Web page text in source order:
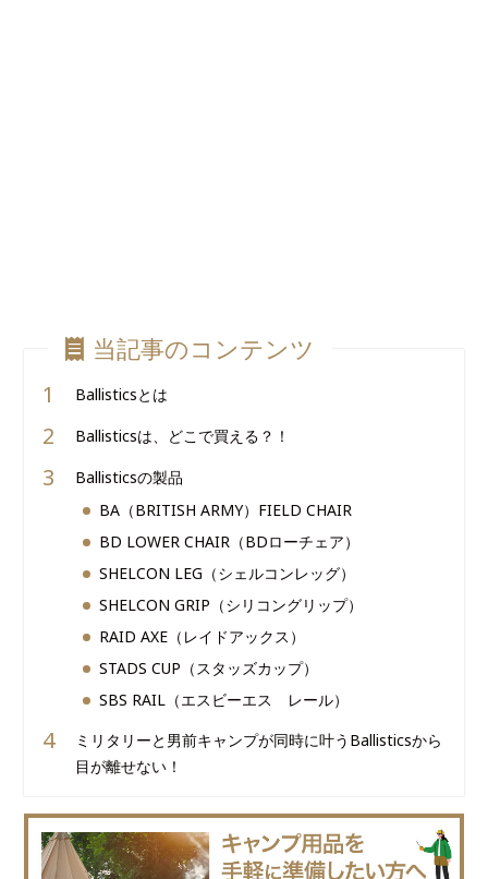
当記事のコンテンツ
Ballisticsとは
Ballisticsは、どこで買える？！
Ballisticsの製品
BA（BRITISH ARMY）FIELD CHAIR
BD LOWER CHAIR（BDローチェア）
SHELCON LEG（シェルコンレッグ）
SHELCON GRIP（シリコングリップ）
RAID AXE（レイドアックス）
STADS CUP（スタッズカップ）
SBS RAIL（エスビーエス レール）
ミリタリーと男前キャンプが同時に叶うBallisticsから
目が離せない！